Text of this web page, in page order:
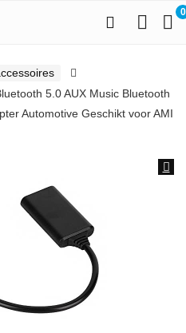
0
5.0 AUX Music Bluetooth
Automotive Geschikt voor AMI